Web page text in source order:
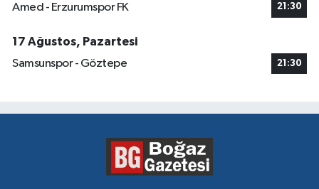
Amed - Erzurumspor FK 21:30
17 Ağustos, Pazartesi
Samsunspor - Göztepe
21:30